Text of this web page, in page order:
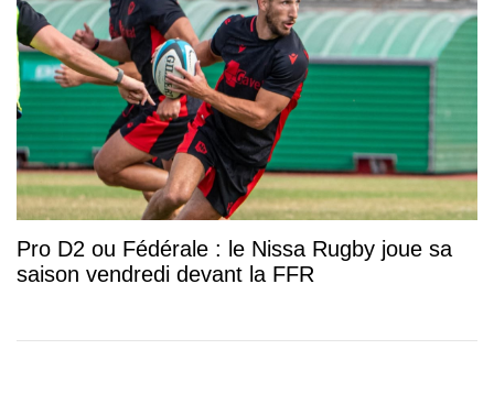
Pro D2 ou Fédérale : le Nissa Rugby joue sa
saison vendredi devant la FFR